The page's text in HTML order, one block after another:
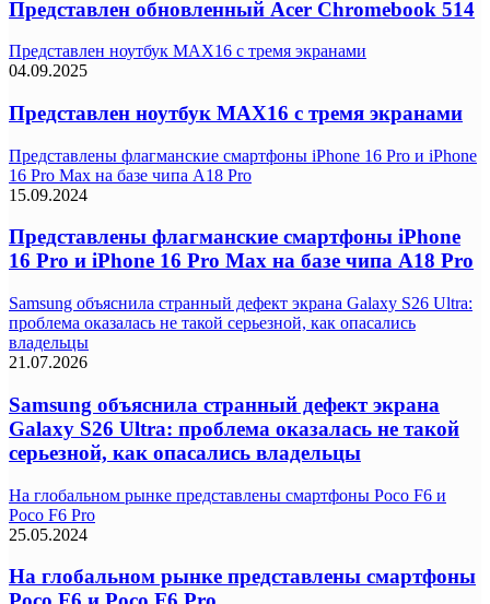
Представлен обновленный Acer Chromebook 514
Представлен ноутбук MAX16 с тремя экранами
04.09.2025
Представлен ноутбук MAX16 с тремя экранами
Представлены флагманские смартфоны iPhone 16 Pro и iPhone
16 Pro Max на базе чипа A18 Pro
15.09.2024
Представлены флагманские смартфоны iPhone
16 Pro и iPhone 16 Pro Max на базе чипа A18 Pro
Samsung объяснила странный дефект экрана Galaxy S26 Ultra:
проблема оказалась не такой серьезной, как опасались
владельцы
21.07.2026
Samsung объяснила странный дефект экрана
Galaxy S26 Ultra: проблема оказалась не такой
серьезной, как опасались владельцы
На глобальном рынке представлены смартфоны Poco F6 и
Poco F6 Pro
25.05.2024
На глобальном рынке представлены смартфоны